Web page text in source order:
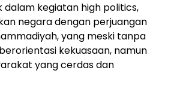
kegiatan high politics,
negara dengan perjuangan
yang meski tanpa
kekuasaan, namun
yang cerdas dan